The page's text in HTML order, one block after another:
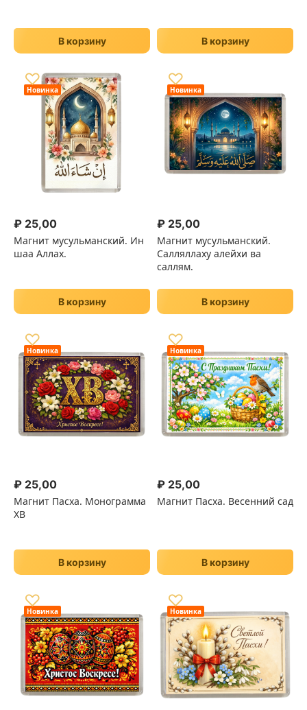
В корзину В корзину
Новинка
₽ 25,00
Магнит мусульманский. Ин
шаа Аллах.
♡
В корзину
Новинка
₽ 25,00
Магнит мусульманский.
Салляллаху алейхи ва
саллям.
♡
В корзину
Новинка
₽ 25,00
Магнит Пасха. Монограмма
ХВ
♡
В корзину
Новинка
₽ 25,00
Магнит Пасха. Весенний сад
♡
В корзину
Новинка
♡ Новинка
♡